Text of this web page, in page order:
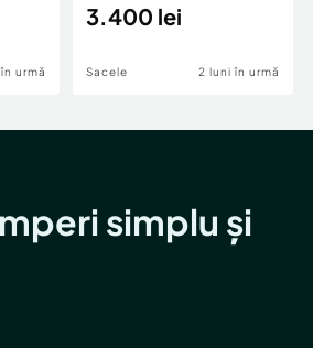
urmă
3.400 lei
Sacele 2 luni în urmă
simplu și